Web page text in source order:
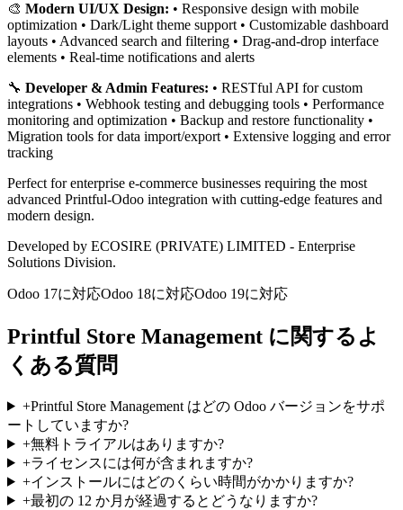
🎨 Modern UI/UX Design: • Responsive design with mobile
optimization • Dark/Light theme support • Customizable dashboard
layouts • Advanced search and filtering • Drag-and-drop interface
elements • Real-time notifications and alerts
🔧 Developer & Admin Features: • RESTful API for custom
integrations • Webhook testing and debugging tools • Performance
monitoring and optimization • Backup and restore functionality •
Migration tools for data import/export • Extensive logging and error
tracking
Perfect for enterprise e-commerce businesses requiring the most
advanced Printful-Odoo integration with cutting-edge features and
modern design.
Developed by ECOSIRE (PRIVATE) LIMITED - Enterprise
Solutions Division.
Odoo 17に対応Odoo 18に対応Odoo 19に対応
Printful Store Management に関するよ
くある質問
+Printful Store Management はどの Odoo バージョンをサポ
ートしていますか?
+無料トライアルはありますか?
+ライセンスには何が含まれますか?
+インストールにはどのくらい時間がかかりますか?
+最初の 12 か月が経過するとどうなりますか?